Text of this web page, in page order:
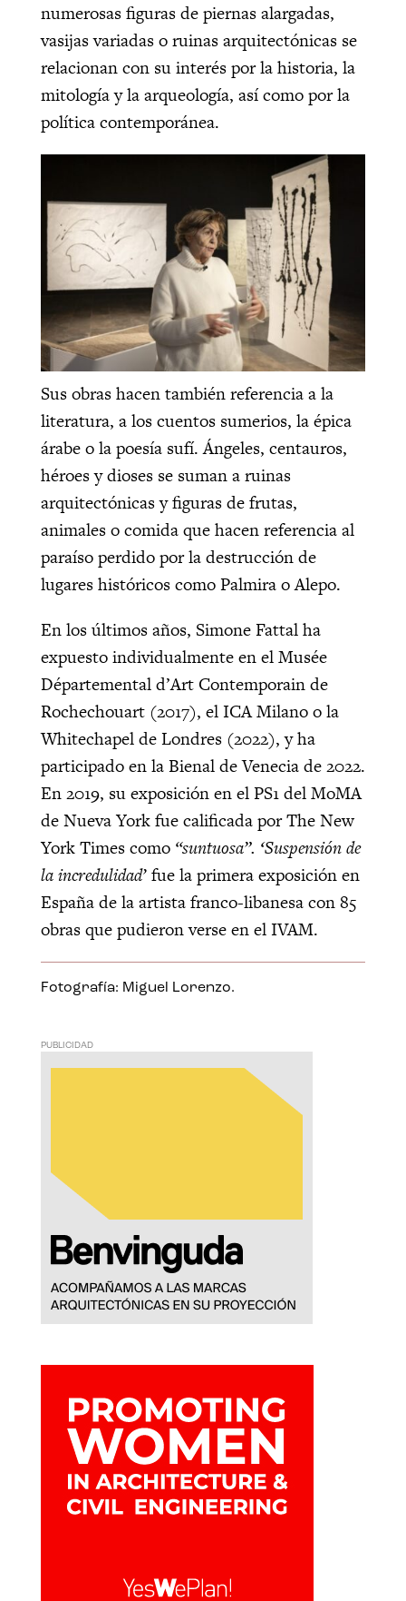
numerosas figuras de piernas alargadas,
vasijas variadas o ruinas arquitectónicas se
relacionan con su interés por la historia, la
mitología y la arqueología, así como por la
política contemporánea.
Sus obras hacen también referencia a la
literatura, a los cuentos sumerios, la épica
árabe o la poesía sufí. Ángeles, centauros,
héroes y dioses se suman a ruinas
arquitectónicas y figuras de frutas,
animales o comida que hacen referencia al
paraíso perdido por la destrucción de
lugares históricos como Palmira o Alepo.
En los últimos años, Simone Fattal ha
expuesto individualmente en el Musée
Départemental d’Art Contemporain de
Rochechouart (2017), el ICA Milano o la
Whitechapel de Londres (2022), y ha
participado en la Bienal de Venecia de 2022.
En 2019, su exposición en el PS1 del MoMA
de Nueva York fue calificada por The New
York Times como “suntuosa”. ‘Suspensión de
la incredulidad’fue la primera exposición en
España de la artista franco-libanesa con 85
obras que pudieron verse en el IVAM.
Fotografía: Miguel Lorenzo.
PUBLICIDAD